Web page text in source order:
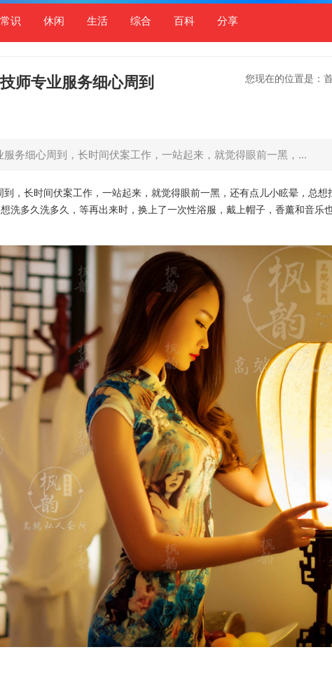
常识 休闲 生活 综合 百科 分享
您现在的位置是：
师专业服务细心周到
务细心周到，长时间伏案工作，一站起来，就觉得眼前一黑，...
，长时间伏案工作，一站起来，就觉得眼前一黑，还有点儿小眩晕，总想
洗多久洗多久，等再出来时，换上了一次性浴服，戴上帽子，香薰和音乐